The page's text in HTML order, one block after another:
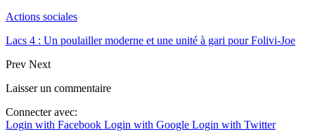
Actions sociales
Lacs 4 : Un poulailler moderne et une unité à gari pour Folivi-Joe
Prev Next
Laisser un commentaire
Connecter avec:
Login with Facebook Login with Google Login with Twitter